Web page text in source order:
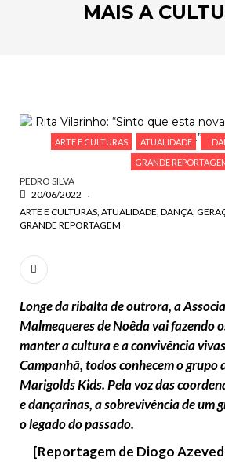
MAIS A
ESCREVA O QUE PROCURA E
ARTE E CULTURAS ATUALIDADE
GRANDE
PEDRO SILVA
20/06/2022
ARTE E CULTURAS ATUALIDADE DANÇA
GRANDE REPORTAGEM
Longe da ribalta de outrora, a
Malmequeres de Noêda vai fazendo
manter a cultura e a convivência
Campanhã, todos conhecem o grupo
Marigolds Kids. Pela voz das
e dançarinas, a sobrevivência de um
o legado do passado.
[Reportagem de Diogo